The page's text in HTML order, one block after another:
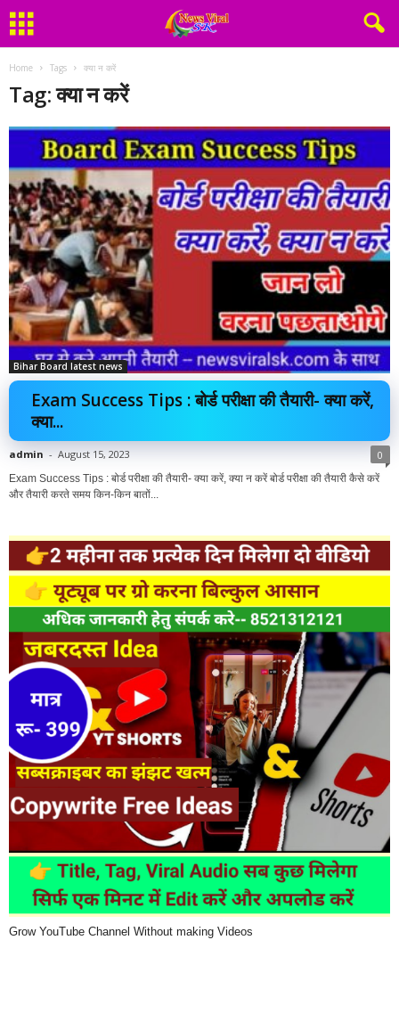
Home Tags क्या न करें
Tag: क्या न करें
Bihar Board latest news
Exam Success Tips : बोर्ड परीक्षा की तैयारी- क्या करें,
क्या...
admin - August 15, 2023 0
Exam Success Tips : बोर्ड परीक्षा की तैयारी- क्या करें, क्या न करें बोर्ड परीक्षा की तैयारी कैसे करें
और तैयारी करते समय किन-किन बातों...
Grow YouTube Channel Without making Videos